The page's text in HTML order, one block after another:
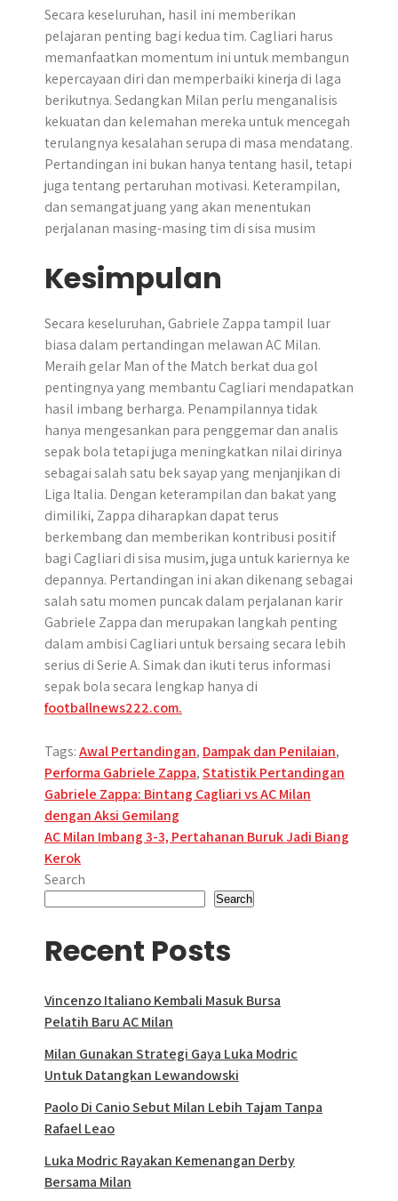
Secara keseluruhan, hasil ini memberikan
pelajaran penting bagi kedua tim. Cagliari harus
memanfaatkan momentum ini untuk membangun
kepercayaan diri dan memperbaiki kinerja di laga
berikutnya. Sedangkan Milan perlu menganalisis
kekuatan dan kelemahan mereka untuk mencegah
terulangnya kesalahan serupa di masa mendatang.
Pertandingan ini bukan hanya tentang hasil, tetapi
juga tentang pertaruhan motivasi. Keterampilan,
dan semangat juang yang akan menentukan
perjalanan masing-masing tim di sisa musim
Kesimpulan
​Secara keseluruhan, Gabriele Zappa tampil luar
biasa dalam pertandingan melawan AC Milan.
Meraih gelar Man of the Match berkat dua gol
pentingnya yang membantu Cagliari mendapatkan
hasil imbang berharga.​ Penampilannya tidak
hanya mengesankan para penggemar dan analis
sepak bola tetapi juga meningkatkan nilai dirinya
sebagai salah satu bek sayap yang menjanjikan di
Liga Italia. Dengan keterampilan dan bakat yang
dimiliki, Zappa diharapkan dapat terus
berkembang dan memberikan kontribusi positif
bagi Cagliari di sisa musim, juga untuk kariernya ke
depannya. Pertandingan ini akan dikenang sebagai
salah satu momen puncak dalam perjalanan karir
Gabriele Zappa dan merupakan langkah penting
dalam ambisi Cagliari untuk bersaing secara lebih
serius di Serie A. Simak dan ikuti terus informasi
sepak bola secara lengkap hanya di
footballnews222.com.
Tags:Awal Pertandingan, Dampak dan Penilaian,
Performa Gabriele Zappa,Statistik Pertandingan
Post
navigation
Gabriele Zappa: Bintang Cagliari vs AC Milan
dengan Aksi Gemilang
AC Milan Imbang 3-3, Pertahanan Buruk Jadi Biang
Kerok
Search
Search
Recent Posts
Vincenzo Italiano Kembali Masuk Bursa
Pelatih Baru AC Milan
Milan Gunakan Strategi Gaya Luka Modric
Untuk Datangkan Lewandowski
Paolo Di Canio Sebut Milan Lebih Tajam Tanpa
Rafael Leao
Luka Modric Rayakan Kemenangan Derby
Bersama Milan